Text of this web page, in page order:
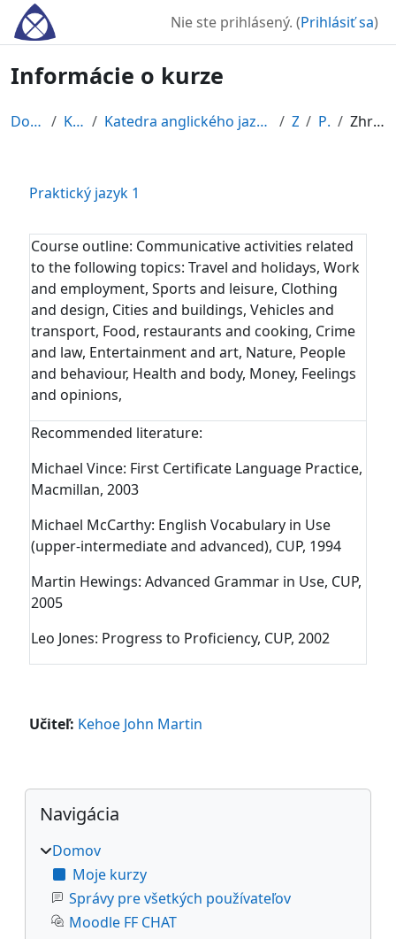
Preskočiť na hlavný obsah
Nie ste prihlásený. (Prihlásiť sa)
Informácie o kurze
Domov Kurzy Katedra anglického jazyka a literatúry ZS PJ 1 Zhrnutie
Praktický jazyk 1
Course outline: Communicative activities related
to the following topics: Travel and holidays, Work
and employment, Sports and leisure, Clothing
and design, Cities and buildings, Vehicles and
transport, Food, restaurants and cooking, Crime
and law, Entertainment and art, Nature, People
and behaviour, Health and body, Money, Feelings
and opinions,
Recommended literature:
Michael Vince: First Certificate Language Practice,
Macmillan, 2003
Michael McCarthy: English Vocabulary in Use
(upper-intermediate and advanced), CUP, 1994
Martin Hewings: Advanced Grammar in Use, CUP,
2005
Leo Jones: Progress to Proficiency, CUP, 2002
Učiteľ: Kehoe John Martin
Bloky
Preskočiť Navigácia
Navigácia
Domov
Moje kurzy
Správy pre všetkých používateľov
Moodle FF CHAT